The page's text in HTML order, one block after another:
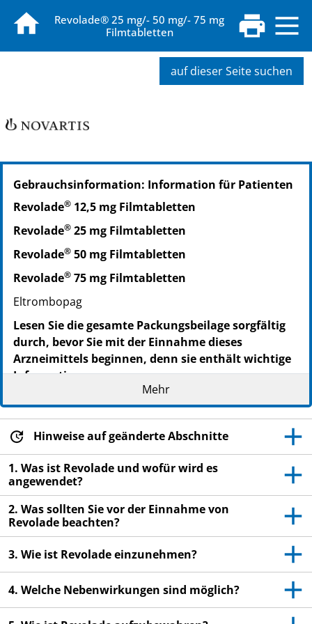
Revolade® 25 mg/- 50 mg/- 75 mg
Filmtabletten
auf dieser Seite suchen
PZN: 12643401
PPN: 111264340173
NTIN: 04150126434015
PPN: 110614270636
NTIN: 04150061427066
PZN: 06142712
PPN: 110614271202
NTIN: 04150061427127
Gebrauchsinformation: Information für Patienten
Revolade® 12,5 mg Filmtabletten
Revolade® 25 mg Filmtabletten
Revolade® 50 mg Filmtabletten
Revolade® 75 mg Filmtabletten
Eltrombopag
Lesen Sie die gesamte Packungsbeilage sorgfältig
durch, bevor Sie mit der Einnahme dieses
Arzneimittels beginnen, denn sie enthält wichtige
Informationen.
Heben Sie die Packungsbeilage auf. Vielleicht
möchten Sie diese später nochmals lesen.
Wenn Sie weitere Fragen haben, wenden Sie sich
Dieses Arzneimittel wurde Ihnen persönlich
verschrieben. Geben Sie es nicht an Dritte weiter.
Es kann anderen Menschen schaden, auch wenn
diese die gleichen Beschwerden haben wie Sie.
Wenn Sie Nebenwirkungen bemerken, wenden Sie
sich an Ihren Arzt oder Apotheker. Dies gilt auch
Packungsbeilage angegeben sind. Siehe Abschnitt
Mehr
Hinweise auf geänderte Abschnitte
1. Was ist Revolade und wofür wird es
angewendet?
2. Was sollten Sie vor der Einnahme von
Revolade beachten?
3. Wie ist Revolade einzunehmen?
4. Welche Nebenwirkungen sind möglich?